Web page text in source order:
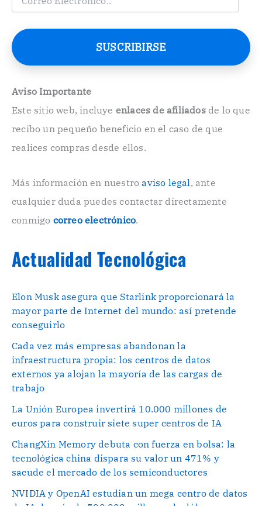
e
o
e
t
ó
n
o
.
SUSCRIBIRSE
Aviso Importante
Este sitio web, incluye enlaces de afiliadosde lo que
recibo un pequeño beneficio en el caso de que
realices compras desde ellos.
Más información en nuestroaviso legal , ante
cualquier duda puedes contactar directamente
conmigo correo electrónico.
Actualidad Tecnológica
Elon Musk asegura que Starlink proporcionará la
mayor parte de Internet del mundo: así pretende
conseguirlo
Cada vez más empresas abandonan la
infraestructura propia: los centros de datos
externos ya alojan la mayoría de las cargas de
trabajo
La Unión Europea invertirá 10.000 millones de
euros para construir siete super centros de IA
ChangXin Memory debuta con fuerza en bolsa: la
tecnológica china dispara su valor un 471% y
sacude el mercado de los semiconductores
NVIDIA y OpenAI estudian un mega centro de datos